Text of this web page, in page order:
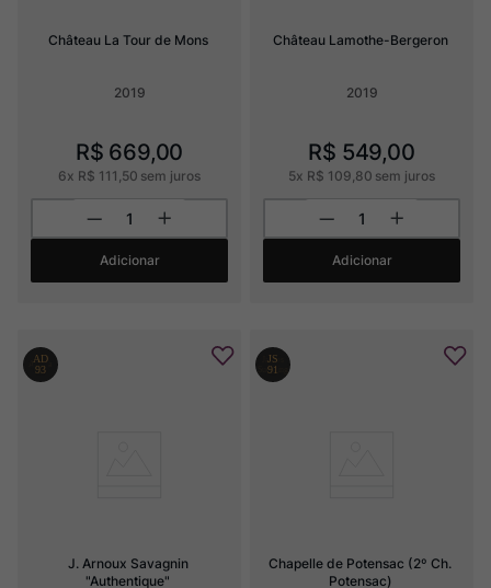
Château La Tour de Mons
2019
R$ 669,00
6x R$ 111 50 sem juros
Adicionar
Château Lamothe-Bergeron
2019
R$ 549,00
5x R$ 109 80 sem juros
Adicionar
J. Arnoux Savagnin
"Authentique"
Chapelle de Potensac (2º Ch.
Potensac)